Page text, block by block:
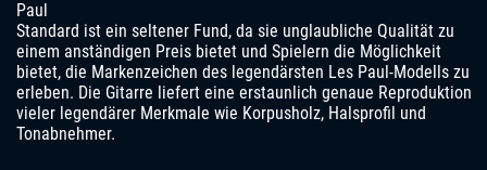
Paul
Standard ist ein seltener Fund, da sie unglaubliche Qualität zu
einem anständigen Preis bietet und Spielern die Möglichkeit
bietet, die Markenzeichen des legendärsten Les Paul-Modells zu
erleben. Die Gitarre liefert eine erstaunlich genaue Reproduktion
vieler legendärer Merkmale wie Korpusholz, Halsprofil und
Tonabnehmer.